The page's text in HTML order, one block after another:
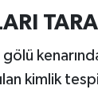
kimlik